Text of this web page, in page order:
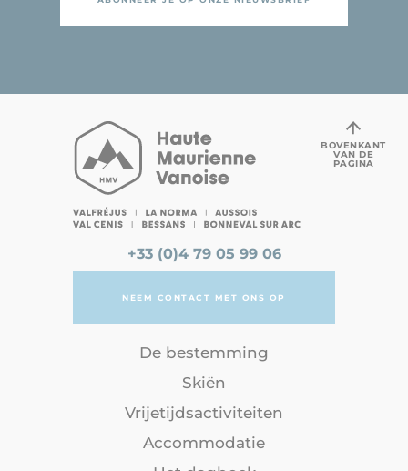
+33 (0)4 79 05 99 06
NEEM CONTACT MET ONS OP
De bestemming
Skiën
Vrijetijdsactiviteiten
Accommodatie
BOVENKANT
VAN DE
PAGINA